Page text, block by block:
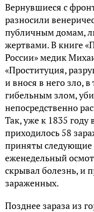
Вернувшиеся с
разносили
публичным домам,
жертвами. В книге
России» медик
«Проституция,
и внося в него зло,
гибельным злом,
непосредственно
Так, уже к 1835 году
приходилось 58
приняты
еженедельный
скрывал болезнь, и
зараженных.
Позднее зараза из